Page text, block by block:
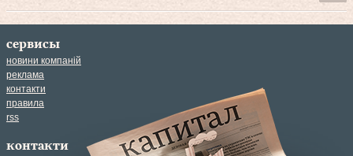
сервисы
новини компаній
реклама
контакти
правила
rss
контакти